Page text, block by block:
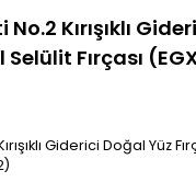
Kırışıklı
Selülit Fırçası
Giderici Doğal Yüz